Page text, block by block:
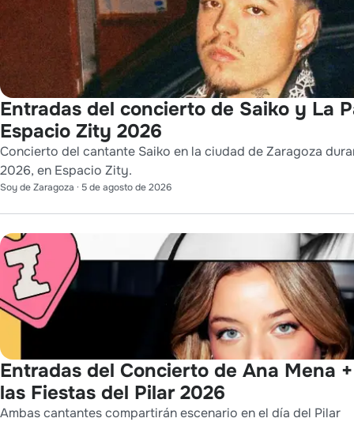
Entradas del concierto de Saiko y La
Espacio Zity 2026
Concierto del cantante Saiko en la ciudad de Zaragoza
2026, en Espacio Zity.
Soy de Zaragoza · 5 de agosto de 2026
Entradas del Concierto de Ana Mena
las Fiestas del Pilar 2026
Ambas cantantes compartirán escenario en el día del Pilar